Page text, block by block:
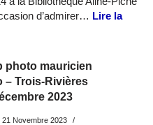
d’admirer… Lire la
photo mauricien
– Trois-Rivières
2023
21 Novembre 2023